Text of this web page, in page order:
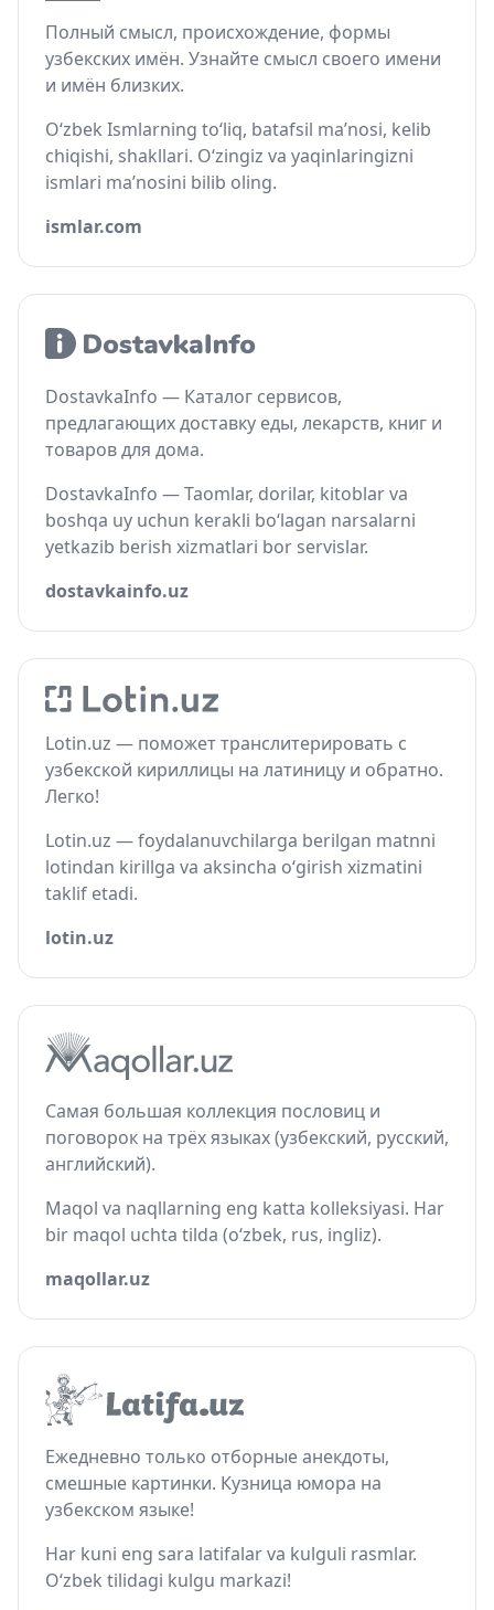
Полный смысл, происхождение, формы
узбекских имён. Узнайте смысл своего имени
и имён близких.
O‘zbek Ismlarning to‘liq, batafsil ma’nosi, kelib
chiqishi, shakllari. O‘zingiz va yaqinlaringizni
ismlari ma’nosini bilib oling.
ismlar.com
DostavkaInfo — Каталог сервисов,
предлагающих доставку еды, лекарств, книг и
товаров для дома.
DostavkaInfo — Taomlar, dorilar, kitoblar va
boshqa uy uchun kerakli bo‘lagan narsalarni
yetkazib berish xizmatlari bor servislar.
dostavkainfo.uz
Lotin.uz — поможет транслитерировать с
узбекской кириллицы на латиницу и обратно.
Легко!
Lotin.uz — foydalanuvchilarga berilgan matnni
lotindan kirillga va aksincha o‘girish xizmatini
taklif etadi.
lotin.uz
Самая большая коллекция пословиц и
поговорок на трёх языках (узбекский, русский,
английский).
Maqol va naqllarning eng katta kolleksiyasi. Har
bir maqol uchta tilda (o‘zbek, rus, ingliz).
maqollar.uz
Ежедневно только отборные анекдоты,
смешные картинки. Кузница юмора на
узбекском языке!
Har kuni eng sara latifalar va kulguli rasmlar.
O‘zbek tilidagi kulgu markazi!